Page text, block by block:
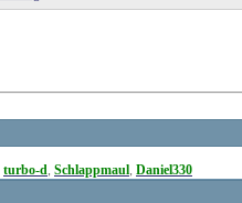
turbo-d, Schlappmaul, Daniel330